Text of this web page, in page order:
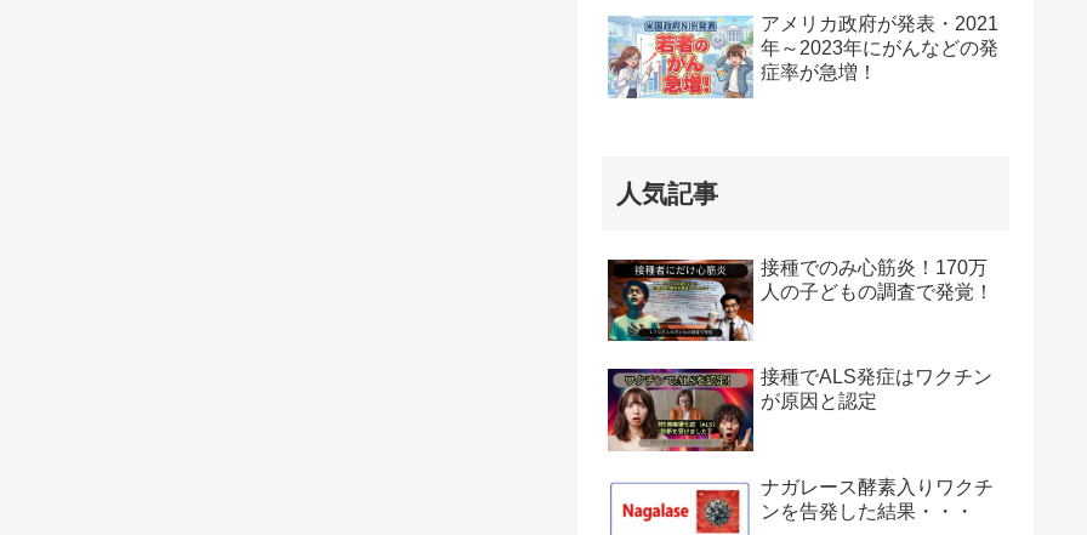
アメリカ政府が発表・2021
年～2023年にがんなどの発
症率が急増！
人気記事
接種でのみ心筋炎！170万
人の子どもの調査で発覚！
接種でALS発症はワクチン
が原因と認定
ナガレース酵素入りワクチ
ンを告発した結果・・・